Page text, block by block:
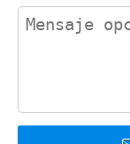
contact_message